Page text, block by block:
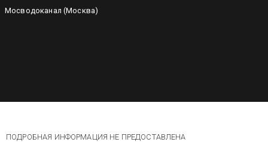
Мосводоканал (Москва)
ПОДРОБНАЯ ИНФОРМАЦИЯ НЕ ПРЕДОСТАВЛЕНА